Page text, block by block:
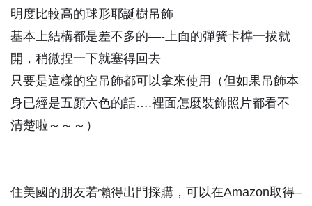
明度比較高的球形耶誕樹吊飾
基本上結構都是差不多的—-上面的彈簧卡榫一拔就
開，稍微捏一下就塞得回去
只要是這樣的空吊飾都可以拿來使用（但如果吊飾本
身已經是五顏六色的話….裡面怎麼裝飾照片都看不
清楚啦～～～）
住美國的朋友若懶得出門採購，可以在Amazon取得–